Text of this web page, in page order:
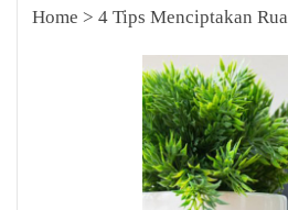
Home > 4 Tips Menciptakan